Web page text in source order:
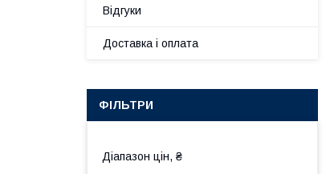
Відгуки
Доставка і оплата
ФІЛЬТРИ
Діапазон цін, ₴